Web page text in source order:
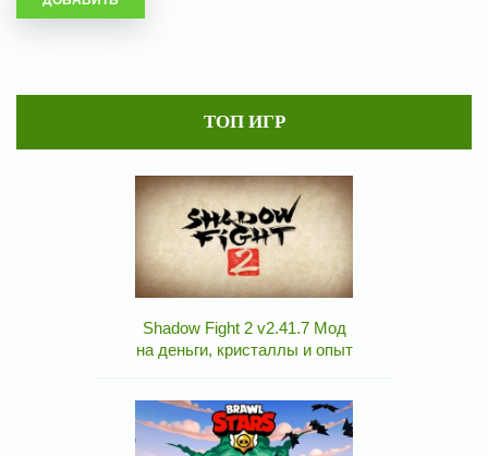
ТОП ИГР
Shadow Fight 2 v2.41.7 Мод
на деньги, кристаллы и опыт